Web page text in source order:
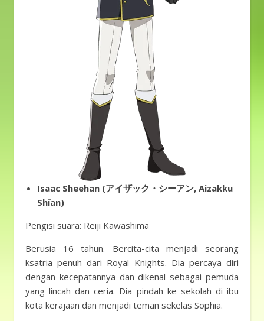
Isaac Sheehan (アイザック・シーアン, Aizakku
Shīan)
Pengisi suara: Reiji Kawashima
Berusia 16 tahun. Bercita-cita menjadi seorang
ksatria penuh dari Royal Knights. Dia percaya diri
dengan kecepatannya dan dikenal sebagai pemuda
yang lincah dan ceria. Dia pindah ke sekolah di ibu
kota kerajaan dan menjadi teman sekelas Sophia.